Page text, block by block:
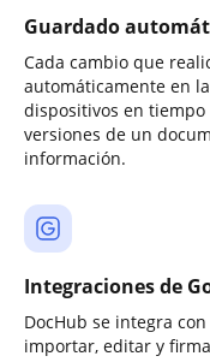
Guardado
Cada cambio que
automáticamente en
dispositivos en tiempo
versiones de un
información.
Integraciones de
DocHub se integra
importar, editar y